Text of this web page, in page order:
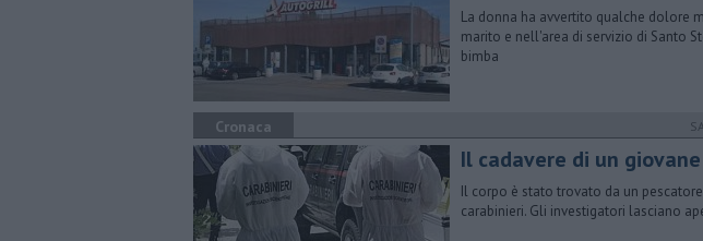
La donna ha avvertito qualche dolore
marito e nell'area di servizio di Santo
bimba
Cronaca
​Il cadavere di un
Il corpo è stato trovato da un
carabinieri. Gli investigatori lasciano